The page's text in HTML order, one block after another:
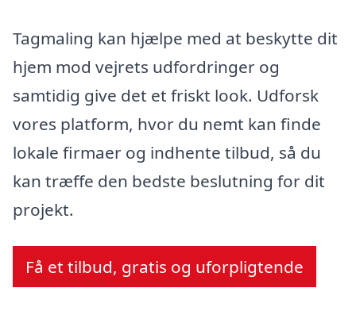
Tagmaling kan hjælpe med at beskytte dit
hjem mod vejrets udfordringer og
samtidig give det et friskt look. Udforsk
vores platform, hvor du nemt kan finde
lokale firmaer og indhente tilbud, så du
kan træffe den bedste beslutning for dit
projekt.
Få et tilbud, gratis og uforpligtende